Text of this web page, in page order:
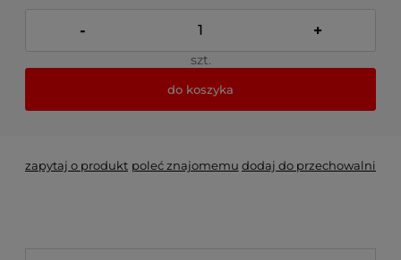
- +
szt.
do koszyka
zapytaj o produkt poleć znajomemu dodaj do przechowalni